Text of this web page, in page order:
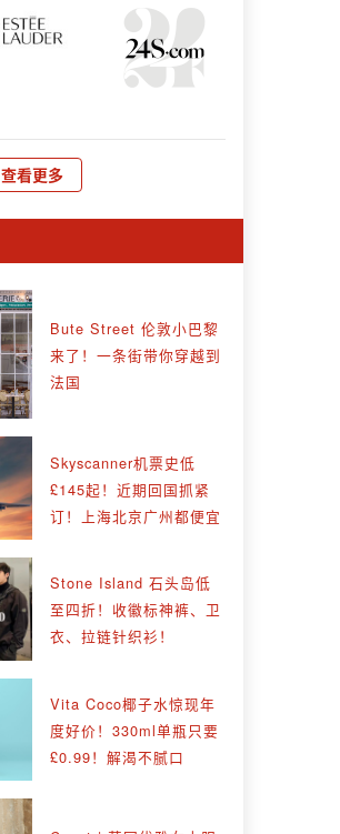
查看更多
Bute Street 伦敦小巴黎
来了！一条街带你穿越到
法国
Skyscanner机票史低
£145起！近期回国抓紧
订！上海北京广州都便宜
Stone Island 石头岛低
至四折！收徽标神裤、卫
衣、拉链针织衫！
Vita Coco椰子水惊现年
度好价！330ml单瓶只要
£0.99！解渴不腻口